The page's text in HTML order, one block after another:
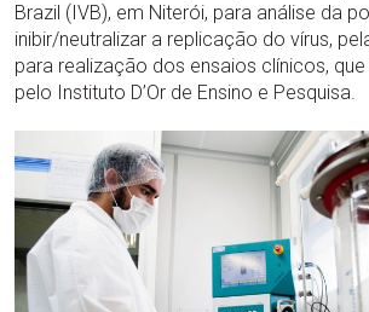
Brazil (IVB), em Niterói, para análise da
inibir/neutralizar a replicação do vírus,
para realização dos ensaios clínicos,
pelo Instituto D’Or de Ensino e Pesquisa.